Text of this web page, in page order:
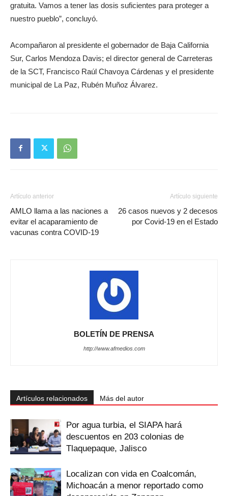
gratuita. Vamos a tener las dosis suficientes para proteger a
nuestro pueblo”, concluyó.
Acompañaron al presidente el gobernador de Baja California
Sur, Carlos Mendoza Davis; el director general de Carreteras
de la SCT, Francisco Raúl Chavoya Cárdenas y el presidente
municipal de La Paz, Rubén Muñoz Álvarez.
Artículo anterior
AMLO llama a las naciones a
evitar el acaparamiento de
vacunas contra COVID-19
Artículo siguiente
26 casos nuevos y 2 decesos
por Covid-19 en el Estado
BOLETÍN DE PRENSA
http://www.afmedios.com
Artículos relacionados Más del autor
Por agua turbia, el SIAPA hará
descuentos en 203 colonias de
Tlaquepaque, Jalisco
Localizan con vida en Coalcomán,
Michoacán a menor reportado como